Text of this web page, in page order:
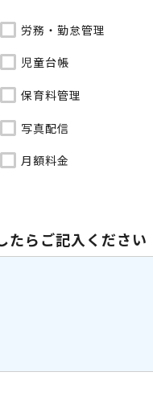
労務・勤怠管理
児童台帳
保育料管理
写真配信
月額料金
たらご記入ください